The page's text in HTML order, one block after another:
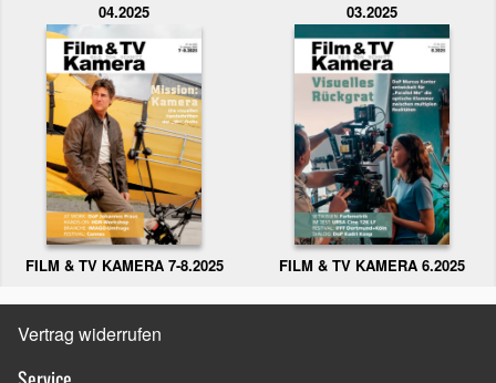
04.2025
03.2025
FILM & TV KAMERA 7-8.2025 FILM & TV KAMERA 6.2025
Vertrag widerrufen